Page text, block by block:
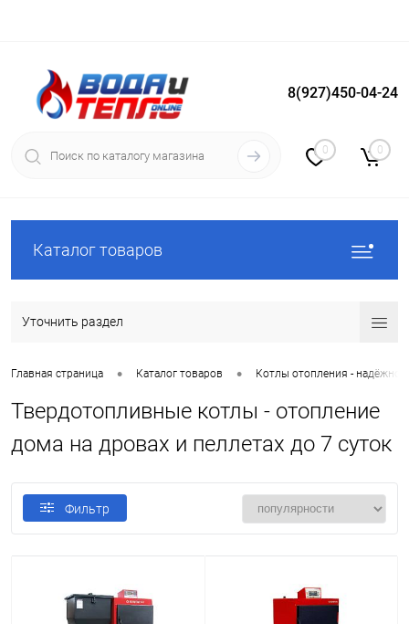
Вход Регистрация
8(927)450-04-24
0 0
Каталог товаров
Уточнить раздел
Главная страница • Каталог товаров • Котлы отопления -
Твердотопливные котлы - отопление
дома на дровах и пеллетах до 7 суток
Фильтр